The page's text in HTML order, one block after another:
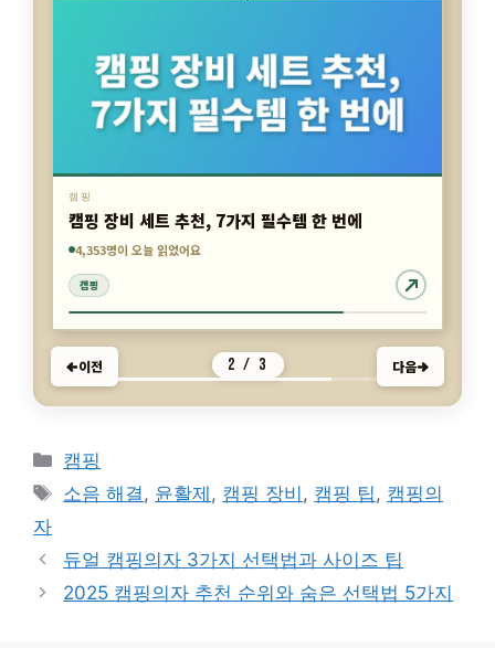
7,331명이 오늘 읽었어요
캠핑
캠핑 장비 세트 추천, 7가지 필수템 한 번에
4,353명이 오늘 읽었어요
923명이 오늘 읽었어요
이전
카
테
고
캠핑
태
그
소음 해결,윤활제,캠핑 장비,캠핑 팁 ,캠핑의
듀얼 캠핑의자 3가지 선택법과 사이즈 팁
2025 캠핑의자 추천 순위와 숨은 선택법 5가지
© 2026 antennatrend.com• 제작됨GeneratePress